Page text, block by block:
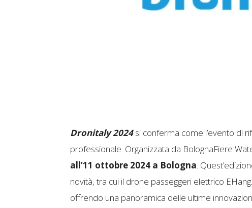
Dronitaly 2024si conferma come l’evento di
professionale. Organizzata da BolognaFiere
all’11 ottobre 2024 a Bologna.
novità, tra cui il drone passeggeri elettrico
offrendo una panoramica delle ultime